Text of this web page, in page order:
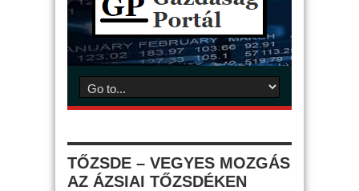
TŐZSDE – VEGYES MOZGÁS
AZ ÁZSIAI TŐZSDÉKEN